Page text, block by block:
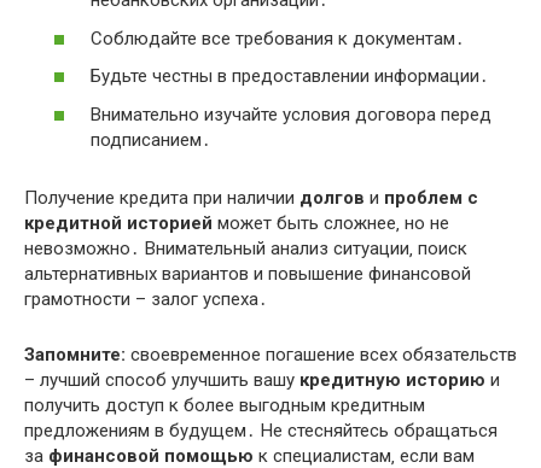
Соблюдайте все требования к документам․
Будьте честны в предоставлении информации․
Внимательно изучайте условия договора перед
подписанием․
Получение кредита при наличии долгов и проблем с
кредитной историей может быть сложнее‚ но не
невозможно․ Внимательный анализ ситуации‚ поиск
альтернативных вариантов и повышение финансовой
грамотности – залог успеха․
Запомните: своевременное погашение всех обязательств
– лучший способ улучшить вашу кредитную историю и
получить доступ к более выгодным кредитным
предложениям в будущем․ Не стесняйтесь обращаться
за финансовой помощью к специалистам‚ если вам